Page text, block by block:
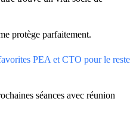
protège parfaitement.
PEA et CTO pour le reste
séances avec réunion